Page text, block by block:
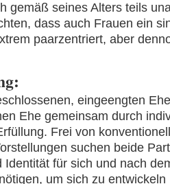
gemäß seines Alters teils
dass auch Frauen ein
paarzentriert, aber
eingeengten
Ehe gemeinsam durch
Frei von
suchen beide
Identität für sich und nach
um sich zu entwickeln